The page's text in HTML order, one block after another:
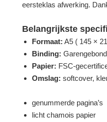
eersteklas afwerking.
Belangrijkste
Formaat: A5 ( 145 ×
Binding:
Papier: FSC-
Omslag: softcover,
genummerde pagina’s
licht chamois papier